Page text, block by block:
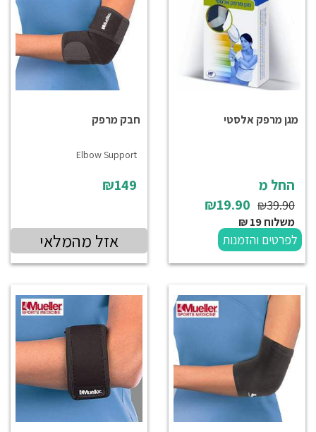
מגן מרפק אלסטי
החל מ
₪19.90 ₪39.90
משלוח 19 ₪
לפרטים והזמנות
חבק מרפק
Elbow Support
₪149
אזל מהמלאי